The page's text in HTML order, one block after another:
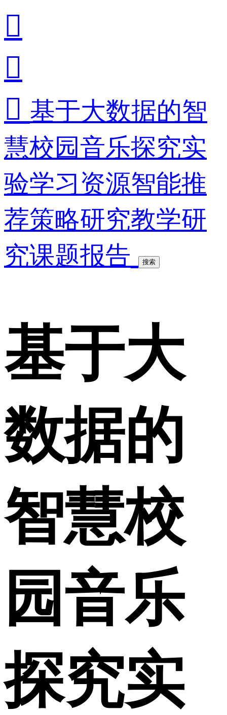


 基于大数据的智
慧校园音乐探究实
验学习资源智能推
荐策略研究教学研
究课题报告
搜索
基于大
数据的
智慧校
园音乐
探究实